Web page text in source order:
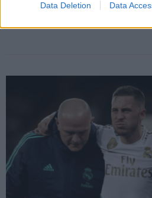
Data Deletion Data
diciembre a las 17:00 horas. En nuestra